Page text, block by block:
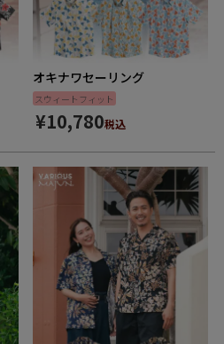
オキナワセーリング
スウィートフィット
¥10,780税込